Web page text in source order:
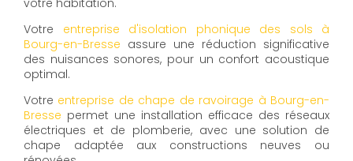
votre habitation.
Votre entreprise d'isolation phonique des sols à
Bourg-en-Bresse assure une réduction significative
des nuisances sonores, pour un confort acoustique
optimal.
Votre entreprise de chape de ravoirage à Bourg-en-
Bresse permet une installation efficace des réseaux
électriques et de plomberie, avec une solution de
chape adaptée aux constructions neuves ou